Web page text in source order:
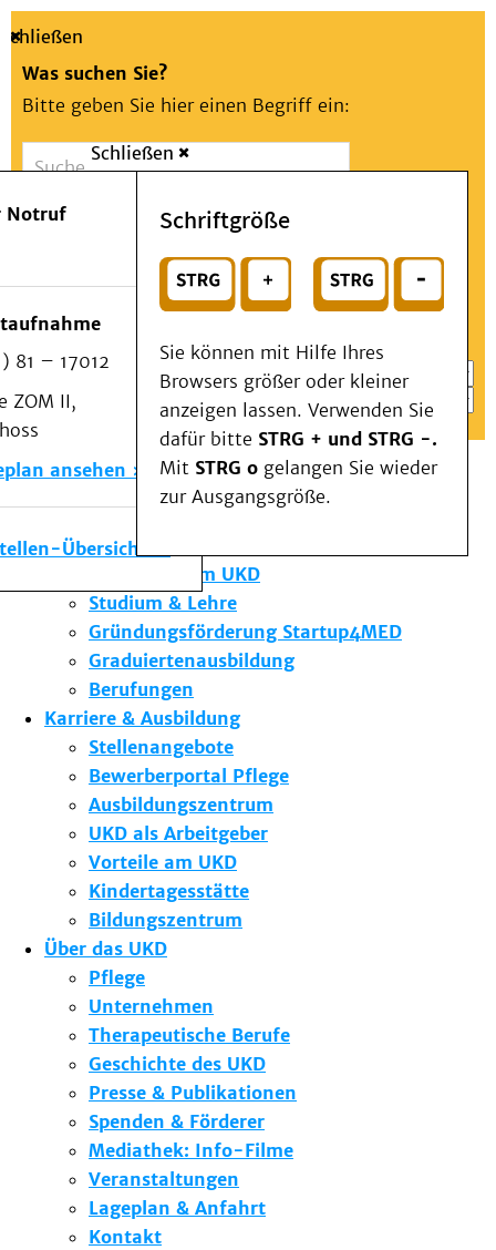
Suche
Schließen
Was suchen Sie?
Bitte geben Sie hier einen Begriff ein:
Suchen
oder
Wählen Sie ein Thema für Ihren Schnelleinstieg
Notfall
Schließen
Notruf
81 – 17012
ZOM II,
ansehen
Übersicht
Schriftgröße
Sie können mit Hilfe Ihres
Browsers größer oder kleiner
anzeigen lassen. Verwenden Sie
dafür bitte STRG + und STRG -.
Mit STRG o gelangen Sie wieder
zur Ausgangsgröße.
Menü
Patienten & Besucher
Kliniken/Institute/Zentren
Als Patient am UKD
Beratung und Unterstützung
Veranstaltungen
Kommunikation im Medizinwesen (KIM)
Notfall
Forschung & Lehre
Die Institute des UKD
Forschung am UKD
Studium & Lehre
Gründungsförderung Startup4MED
Graduiertenausbildung
Berufungen
Karriere & Ausbildung
Stellenangebote
Bewerberportal Pflege
Ausbildungszentrum
UKD als Arbeitgeber
Vorteile am UKD
Kindertagesstätte
Bildungszentrum
Über das UKD
Pflege
Unternehmen
Therapeutische Berufe
Geschichte des UKD
Presse & Publikationen
Spenden & Förderer
Mediathek: Info-Filme
Veranstaltungen
Lageplan & Anfahrt
Kontakt